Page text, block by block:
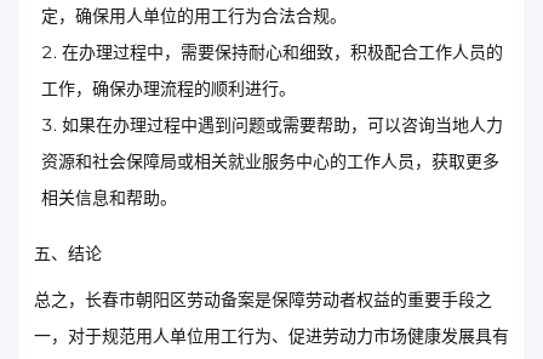
定，确保用人单位的用工行为合法合规。
在办理过程中，需要保持耐心和细致，积极配合工作人员的
工作，确保办理流程的顺利进行。
如果在办理过程中遇到问题或需要帮助，可以咨询当地人力
资源和社会保障局或相关就业服务中心的工作人员，获取更多
相关信息和帮助。
五、结论
总之，长春市朝阳区劳动备案是保障劳动者权益的重要手段之
一，对于规范用人单位用工行为、促进劳动力市场健康发展具有